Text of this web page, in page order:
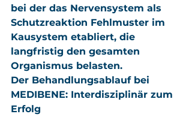
bei der das Nervensystem als
Schutzreaktion Fehlmuster im
Kausystem etabliert, die
langfristig den gesamten
Organismus belasten.
Der Behandlungsablauf bei
MEDIBENE: Interdisziplinär zum
Erfolg